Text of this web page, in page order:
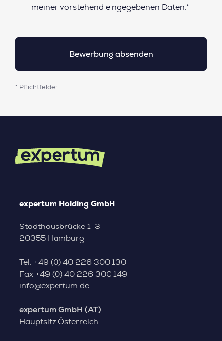
meiner vorstehend eingegebenen Daten.*
* Pflichtfelder
expertum Holding GmbH
Stadthausbrücke 1-3
20355 Hamburg
Tel. +49 (0) 40 226 300 130
Fax +49 (0) 40 226 300 149
info@expertum.de
expertum GmbH (AT)
Hauptsitz Österreich